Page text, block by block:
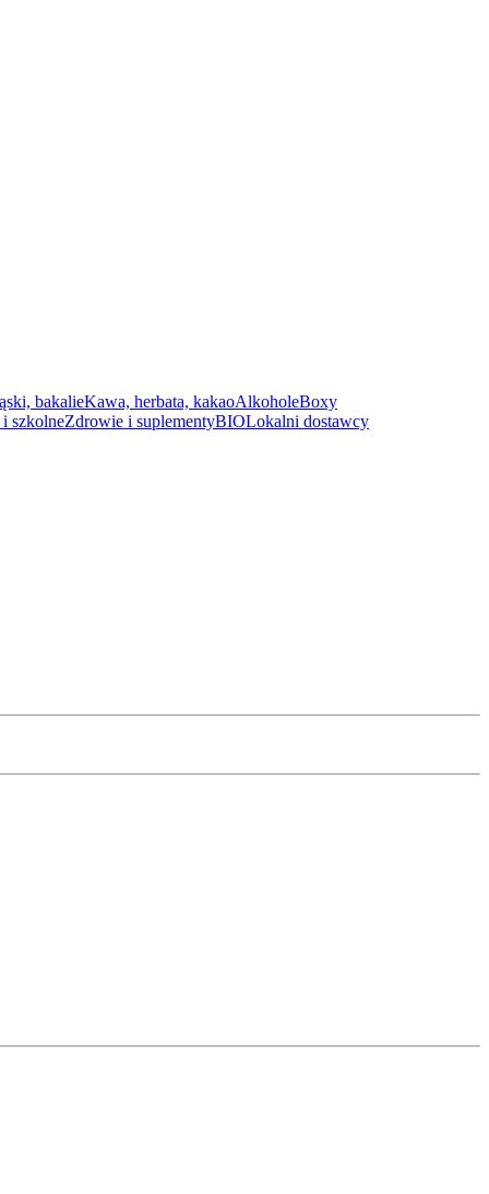
bakalieKawa, herbata, kakaoAlkoholeBoxy
szkolneZdrowie i suplementyBIOLokalni dostawcy